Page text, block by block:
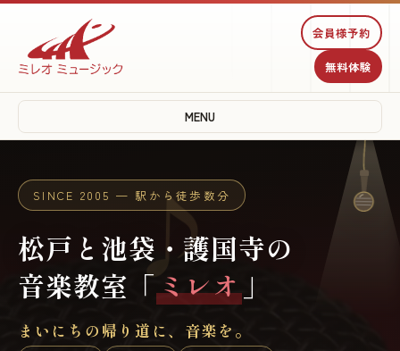
会員様予約
無料体験
MENU
♪
SINCE 2005 — 駅から徒歩数分
松戸と池袋・護国寺の
音楽教室「ミレオ 」
まいにちの帰り道に、音楽を。